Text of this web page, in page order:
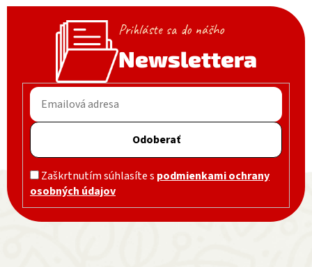
Prihláste sa do nášho
Newslettera
Odoberať
Zaškrtnutím súhlasíte s podmienkami ochrany
osobných údajov
Zápätie